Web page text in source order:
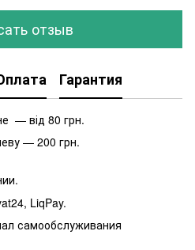
отзыв
Гарантия
— від 80 грн.
— 200 грн.
LiqPay.
самообслуживания